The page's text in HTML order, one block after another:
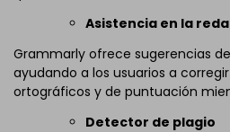
Asistencia en la
Grammarly ofrece sugerencias
ayudando a los usuarios a
ortográficos y de puntuación
Detector de plagio